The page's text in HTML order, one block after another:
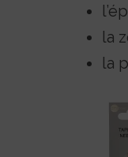
la
la